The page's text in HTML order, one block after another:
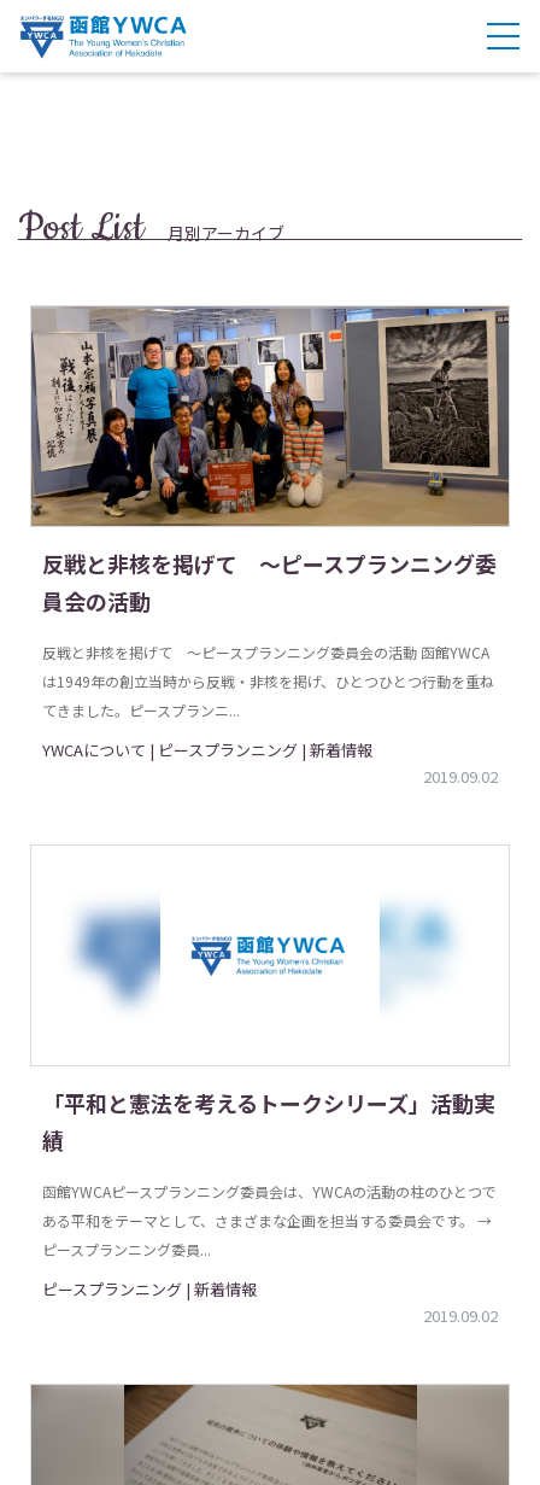
Post List 月別アーカイブ
反戦と非核を掲げて 〜ピースプランニング委
員会の活動
反戦と非核を掲げて 〜ピースプランニング委員会の活動 函館YWCA
は1949年の創立当時から反戦・非核を掲げ、ひとつひとつ行動を重ね
てきました。ピースプランニ...
YWCAについて | ピースプランニング | 新着情報
2019.09.02
「平和と憲法を考えるトークシリーズ」活動実
績
函館YWCAピースプランニング委員会は、YWCAの活動の柱のひとつで
ある平和をテーマとして、さまざまな企画を担当する委員会です。 →
ピースプランニング委員...
ピースプランニング | 新着情報
2019.09.02